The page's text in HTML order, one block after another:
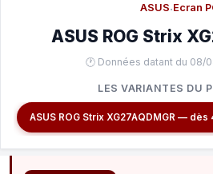
ASUS·Ecran
ASUS ROG Strix
🕐 Données datant du 08/
LES VARIANTES DU
ASUS ROG Strix XG27AQDMGR — dès